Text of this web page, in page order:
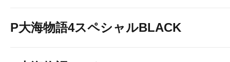
P大海物語4スペシャルBLACK